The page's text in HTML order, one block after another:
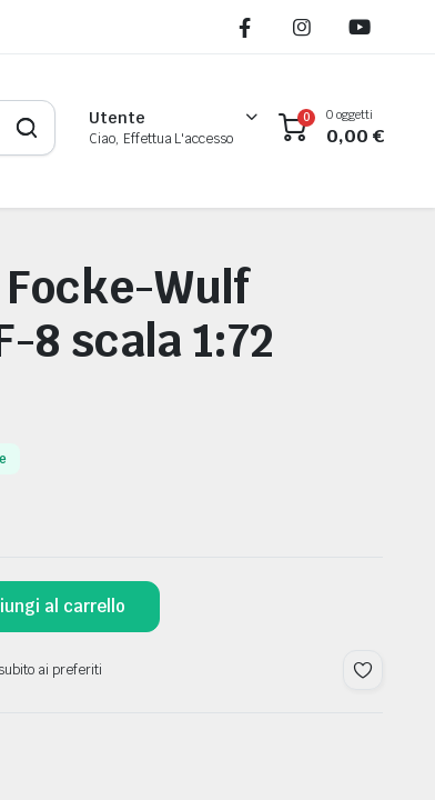
Utente
Ciao, Effettua L'accesso
0 0 oggetti
0,00€
Wulf
8 scala 1:72
al carrello
ai preferiti
Leggi di più